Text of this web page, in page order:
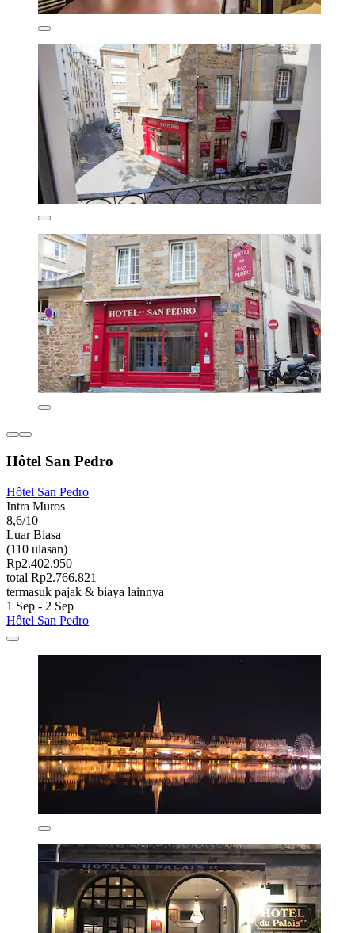
Hôtel San Pedro
Hôtel San Pedro
Intra Muros
8,6/10
Luar Biasa
(110 ulasan)
Rp2.402.950
total Rp2.766.821
termasuk pajak & biaya lainnya
1 Sep - 2 Sep
Hôtel San Pedro